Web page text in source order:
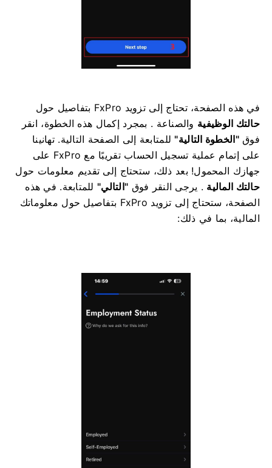
في هذه الصفحة، تحتاج إلى تزويد FxPro بتفاصيل حول
حالتك الوظيفية والصناعة . بمجرد إكمال هذه الخطوة، انقر
فوق"الخطوة التالية" للمتابعة إلى الصفحة التالية.تهانينا
على إتمام عملية تسجيل الحساب تقريبًا مع FxPro على
جهازك المحمول! بعد ذلك، ستحتاج إلى تقديم معلومات حول
حالتك المالية . يرجى النقر فوق "التالي" للمتابعة. في هذه
الصفحة، ستحتاج إلى تزويد FxPro بتفاصيل حول معلوماتك
المالية، بما في ذلك: